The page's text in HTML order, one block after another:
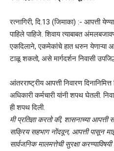
रत्नागिरी, दि.13 (जिमाका) :- आपत्ती
पाहिले पाहिजे. शिवाय त्याबाबत
एकदिलाने, एकमेकांचे हात धरुन येणाऱ्या
टाळू शकतो, असे मार्गदर्शन निवासी
आंतरराष्ट्रीय आपत्ती निवारण
अधिकारी कर्मचारी यांनी शपथ घेतली.
ही शपथ दिली.
मी प्रतिज्ञा करतो की, शासनाच्या आपत्ती
सक्रिय सहभाग नोंदवून, आपत्ती पासून
सार्वजनिक मालमत्तेची सुरक्षा